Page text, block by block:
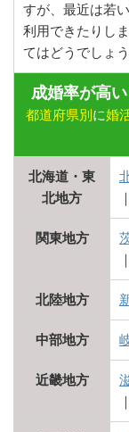
すが、最近は若
利用できたりし
てはどうでしょう
成婚率が高
都道府県別に婚
北海道・東
北地方
｜
関東地方
｜
北陸地方
中部地方
近畿地方
｜